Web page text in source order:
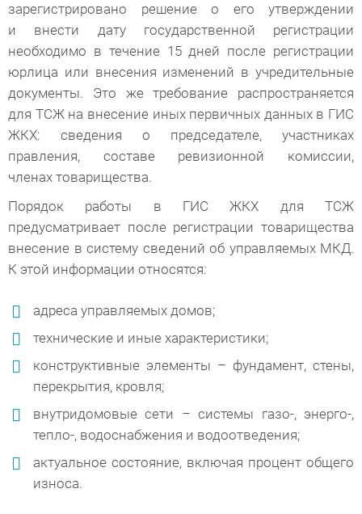
зарегистрировано решение о его утверждении
и внести дату государственной регистрации
необходимо в течение 15 дней после регистрации
юрлица или внесения изменений в учредительные
документы. Это же требование распространяется
для ТСЖ на внесение иных первичных данных в ГИС
ЖКХ: сведения о председателе, участниках
правления, составе ревизионной комиссии,
членах товарищества.
Порядок работы в ГИС ЖКХ для ТСЖ
предусматривает после регистрации товарищества
внесение в систему сведений об управляемых МКД.
К этой информации относятся:
адреса управляемых домов;
технические и иные характеристики;
конструктивные элементы – фундамент, стены,
перекрытия, кровля;
внутридомовые сети – системы газо-, энерго-,
тепло-, водоснабжения и водоотведения;
актуальное состояние, включая процент общего
износа.